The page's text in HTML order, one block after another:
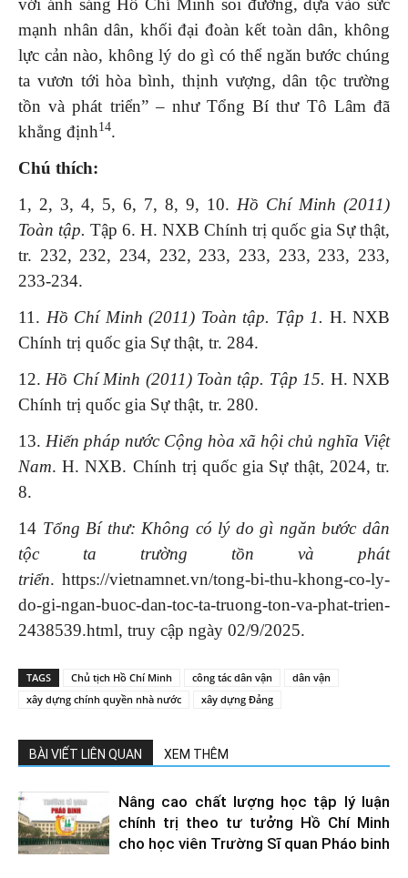
với ánh sáng Hồ Chí Minh soi đường, dựa vào sức
mạnh nhân dân, khối đại đoàn kết toàn dân, không
lực cản nào, không lý do gì có thể ngăn bước chúng
ta vươn tới hòa bình, thịnh vượng, dân tộc trường
tồn và phát triển” – như Tổng Bí thư Tô Lâm đã
khẳng định14.
Chú thích:
1, 2, 3, 4, 5, 6, 7, 8, 9, 10. Hồ Chí Minh (2011)
Toàn tập. Tập 6. H. NXB Chính trị quốc gia Sự thật,
tr. 232, 232, 234, 232, 233, 233, 233, 233, 233,
233-234.
11. Hồ Chí Minh (2011) Toàn tập. Tập 1. H. NXB
Chính trị quốc gia Sự thật, tr. 284.
12. Hồ Chí Minh (2011) Toàn tập. Tập 15. H. NXB
Chính trị quốc gia Sự thật, tr. 280.
13. Hiến pháp nước Cộng hòa xã hội chủ nghĩa Việt
Nam. H. NXB. Chính trị quốc gia Sự thật, 2024, tr.
8.
14 Tổng Bí thư: Không có lý do gì ngăn bước dân
tộc ta trường tồn và phát
triển. https://vietnamnet.vn/tong-bi-thu-khong-co-ly-
do-gi-ngan-buoc-dan-toc-ta-truong-ton-va-phat-trien-
2438539.html, truy cập ngày 02/9/2025.
TAGS Chủ tịch Hồ Chí Minh công tác dân vận
dân vận
xây dựng chính quyền nhà nước
xây dựng Đảng
BÀI VIẾT LIÊN QUAN XEM THÊM
Nâng cao chất lượng học tập lý luận
chính trị theo tư tưởng Hồ Chí Minh
cho học viên Trường Sĩ quan Pháo binh